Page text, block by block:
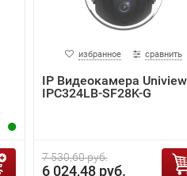
избранное сравнить
IP Видеокамера Uniview
IPC324LB-SF28K-G
7 530,60 руб.
6 024,48 руб.